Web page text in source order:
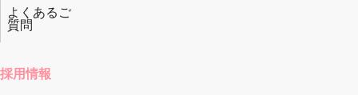
よくあるご
質問
採用情報